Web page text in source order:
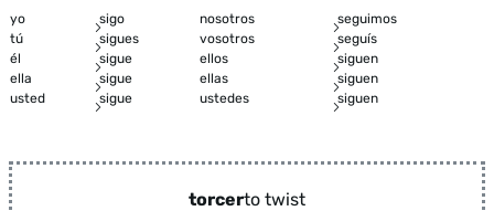
yo sigo nosotros
seguimos
tú
sigues vosotros
seguís
él
sigue ellos
siguen
ella
sigue ellas
siguen
usted
sigue ustedes siguen
torcerto twist